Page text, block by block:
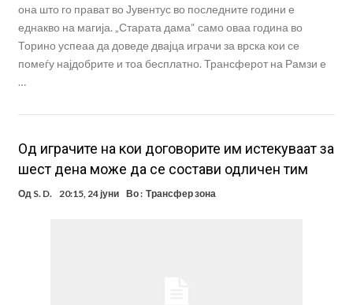
18 месеци затвор
Ова никогаш не му се случило на Новак: Синер и Алкараз се
повлекуваат, а Зверев веднаш се „распадна“
она што го прават во Јувентус во последните години е
еднакво на магија. „Старата дама“ само оваа година во
Торино успеаа да доведе двајца играчи за врска кои се
помеѓу најдобрите и тоа бесплатно. Трансферот на Рамзи е
…
Од играчите на кои договорите им истекуваат за
шест дена може да се состави одличен тим
Од S. D. 20:15, 24 јуни Во : Трансфер зона